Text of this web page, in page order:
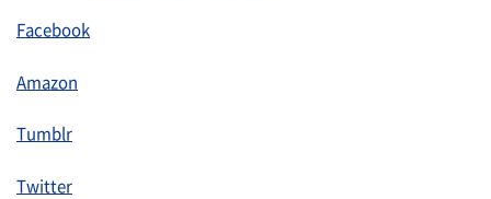
Facebook
Amazon
Tumblr
Twitter